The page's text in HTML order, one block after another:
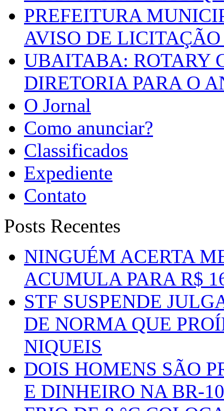
PREFEITURA
AVISO DE LICITAÇÃO
UBAITABA: ROTARY
DIRETORIA PARA O
O Jornal
Como anunciar?
Classificados
Expediente
Contato
Posts Recentes
NINGUÉM ACERTA
ACUMULA PARA R$
STF SUSPENDE
DE NORMA QUE
NIQUEIS
DOIS HOMENS SÃO
E DINHEIRO NA BR-